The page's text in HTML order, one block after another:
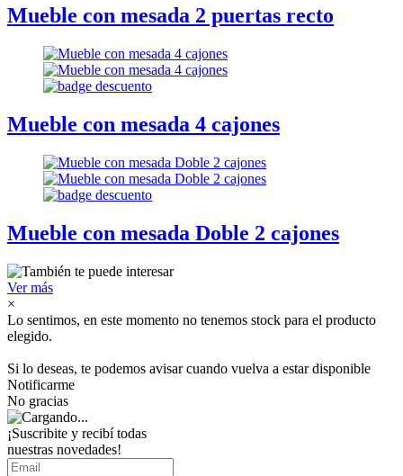
Mueble con mesada 2 puertas recto
Mueble con mesada 4 cajones
Mueble con mesada Doble 2 cajones
Ver más
×
Lo sentimos, en este momento no tenemos stock para el producto
elegido.
Si lo deseas, te podemos avisar cuando vuelva a estar disponible
Notificarme
No gracias
¡Suscribite y recibí todas
nuestras novedades!